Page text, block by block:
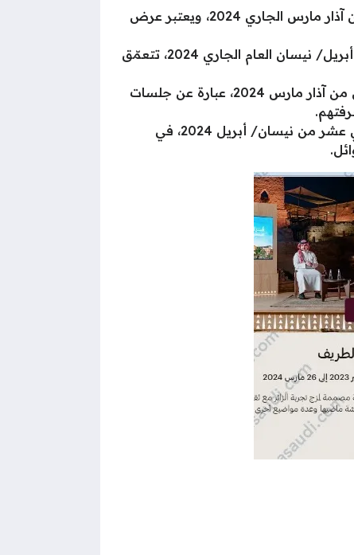
: من العروض الحية يستمر من تاريخ 7 ديسمبر من العام 2023 وحتى الثلاثين من آذار مارس الجاري 2024، ويعتبر عرض
: من الثقافة والفنون، يستمر من 14 ديسمبر 2023 وحتى السادس من أبريل/ نيسان العام الجاري 2024، تتعمّق
: من الفعاليات الثقافية، يستمر من 14 ديسمبر 2023 وحتى السادس والعشرين من آذار مارس 2024، عبارة عن جلسات
: من العروض الحيّة، تستمر من الحادي عشر من مارس/ آذار 2024 وحتى الحادي عشر من نيسان/ أبريل 2024، في